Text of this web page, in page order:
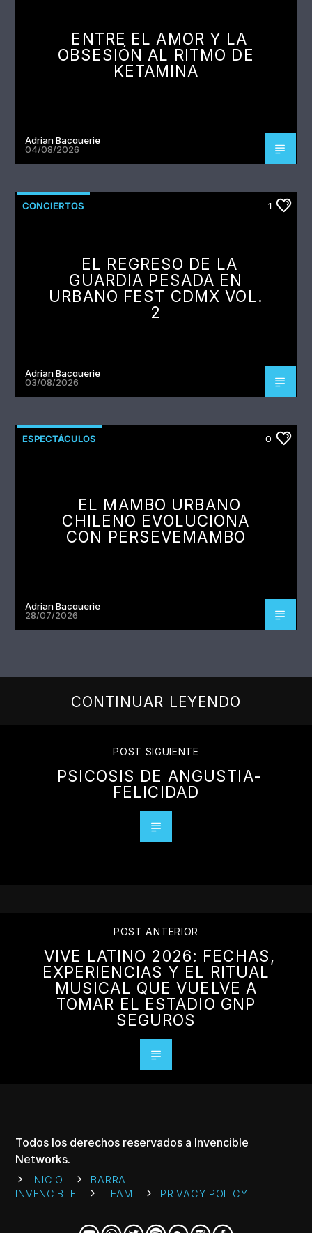
ENTRE EL AMOR Y LA
OBSESIÓN AL RITMO DE
KETAMINA
Adrian Bacquerie
04/08/2026
CONCIERTOS 1
EL REGRESO DE LA
GUARDIA PESADA EN
URBANO FEST CDMX VOL.
2
Adrian Bacquerie
03/08/2026
ESPECTÁCULOS 0
EL MAMBO URBANO
CHILENO EVOLUCIONA
CON PERSEVEMAMBO
Adrian Bacquerie
28/07/2026
CONTINUAR LEYENDO
POST SIGUIENTE
PSICOSIS DE ANGUSTIA-
FELICIDAD
POST ANTERIOR
VIVE LATINO 2026: FECHAS,
EXPERIENCIAS Y EL RITUAL
MUSICAL QUE VUELVE A
TOMAR EL ESTADIO GNP
SEGUROS
Todos los derechos reservados a Invencible
Networks.
INICIO
BARRA
INVENCIBLE
TEAM PRIVACY POLICY